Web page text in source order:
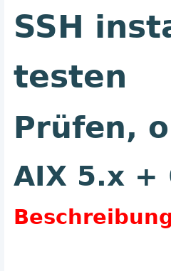
SSH
testen
Prüfen,
AIX 5.x +